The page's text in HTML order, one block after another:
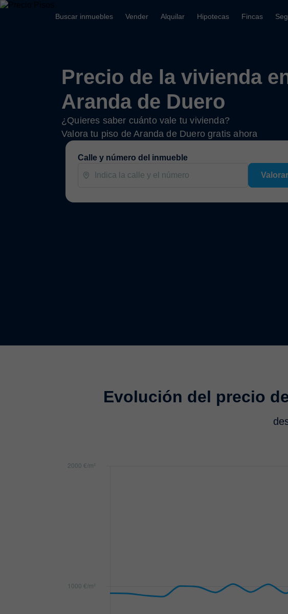
Buscar inmuebles Vender Alquilar Hipotecas Fincas
Precio de la vivienda
Aranda de Duero
¿Quieres saber cuánto vale tu vivienda?
Valora tu piso de Aranda de Duero gratis ahora
Calle y número del inmueble
Evolución del precio